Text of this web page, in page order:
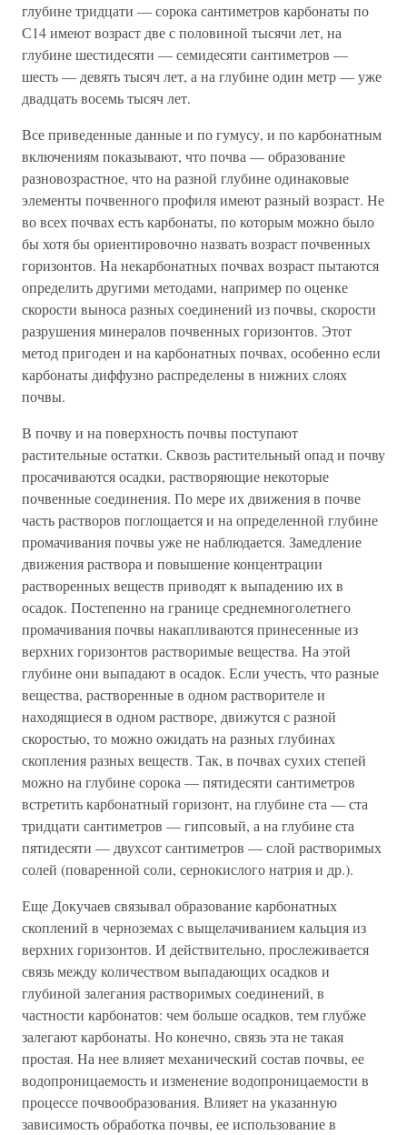
глубине тридцати — сорока сантиметров карбонаты по
С14 имеют возраст две с половиной тысячи лет, на
глубине шестидесяти — семидесяти сантиметров —
шесть — девять тысяч лет, а на глубине один метр — уже
двадцать восемь тысяч лет.
Все приведенные данные и по гумусу, и по карбонатным
включениям показывают, что почва — образование
разновозрастное, что на разной глубине одинаковые
элементы почвенного профиля имеют разный возраст. Не
во всех почвах есть карбонаты, по которым можно было
бы хотя бы ориентировочно назвать возраст почвенных
горизонтов. На некарбонатных почвах возраст пытаются
определить другими методами, например по оценке
скорости выноса разных соединений из почвы, скорости
разрушения минералов почвенных горизонтов. Этот
метод пригоден и на карбонатных почвах, особенно если
карбонаты диффузно распределены в нижних слоях
почвы.
В почву и на поверхность почвы поступают
растительные остатки. Сквозь растительный опад и почву
просачиваются осадки, растворяющие некоторые
почвенные соединения. По мере их движения в почве
часть растворов поглощается и на определенной глубине
промачивания почвы уже не наблюдается. Замедление
движения раствора и повышение концентрации
растворенных веществ приводят к выпадению их в
осадок. Постепенно на границе среднемноголетнего
промачивания почвы накапливаются принесенные из
верхних горизонтов растворимые вещества. На этой
глубине они выпадают в осадок. Если учесть, что разные
вещества, растворенные в одном растворителе и
находящиеся в одном растворе, движутся с разной
скоростью, то можно ожидать на разных глубинах
скопления разных веществ. Так, в почвах сухих степей
можно на глубине сорока — пятидесяти сантиметров
встретить карбонатный горизонт, на глубине ста — ста
тридцати сантиметров — гипсовый, а на глубине ста
пятидесяти — двухсот сантиметров — слой растворимых
солей (поваренной соли, сернокислого натрия и др.).
Еще Докучаев связывал образование карбонатных
скоплений в черноземах с выщелачиванием кальция из
верхних горизонтов. И действительно, прослеживается
связь между количеством выпадающих осадков и
глубиной залегания растворимых соединений, в
частности карбонатов: чем больше осадков, тем глубже
залегают карбонаты. Но конечно, связь эта не такая
простая. На нее влияет механический состав почвы, ее
водопроницаемость и изменение водопроницаемости в
процессе почвообразования. Влияет на указанную
зависимость обработка почвы, ее использование в